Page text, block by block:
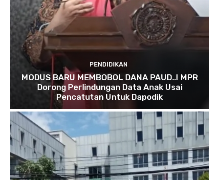
PENDIDIKAN
MODUS BARU MEMBOBOL DANA PAUD..! MPR
Dorong Perlindungan Data Anak Usai
Pencatutan Untuk Dapodik